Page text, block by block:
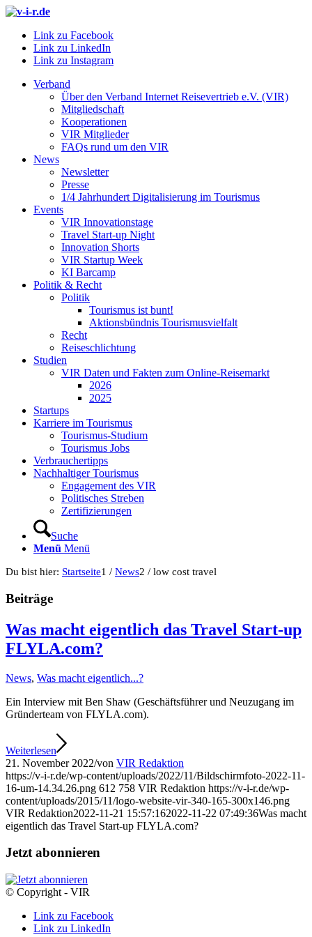
Link zu Facebook
Link zu LinkedIn
Link zu Instagram
Verband
Über den Verband Internet Reisevertrieb e.V. (VIR)
Mitgliedschaft
Kooperationen
VIR Mitglieder
FAQs rund um den VIR
News
Newsletter
Presse
1/4 Jahrhundert Digitalisierung im Tourismus
Events
VIR Innovationstage
Travel Start-up Night
Innovation Shorts
VIR Startup Week
KI Barcamp
Politik & Recht
Politik
Tourismus ist bunt!
Aktionsbündnis Tourismusvielfalt
Recht
Reiseschlichtung
Studien
VIR Daten und Fakten zum Online-Reisemarkt
2026
2025
Startups
Karriere im Tourismus
Tourismus-Studium
Tourismus Jobs
Verbrauchertipps
Nachhaltiger Tourismus
Engagement des VIR
Politisches Streben
Zertifizierungen
Suche
Menü Menü
Du bist hier: Startseite1 / News2 / low cost travel
Beiträge
Was macht eigentlich das Travel Start-up
FLYLA.com?
News, Was macht eigentlich...?
Ein Interview mit Ben Shaw (Geschäftsführer und Neuzugang im
Gründerteam von FLYLA.com).
Weiterlesen
21. November 2022/von VIR Redaktion
https://v-i-r.de/wp-content/uploads/2022/11/Bildschirmfoto-2022-11-
16-um-14.34.26.png 612 758 VIR Redaktion https://v-i-r.de/wp-
content/uploads/2015/11/logo-website-vir-340-165-300x146.png
VIR Redaktion2022-11-21 15:57:162022-11-22 07:49:36Was macht
eigentlich das Travel Start-up FLYLA.com?
Jetzt abonnieren
© Copyright - VIR
Link zu Facebook
Link zu LinkedIn